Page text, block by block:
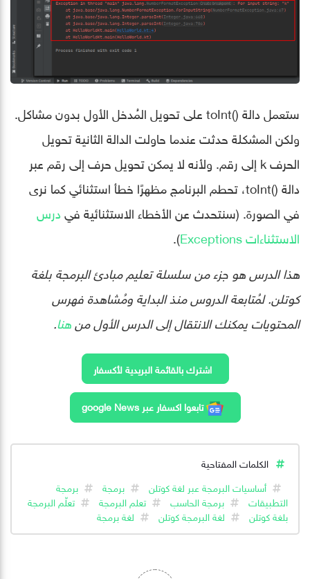
ستعمل دالة ()toInt على تحويل المُدخل الأول بدون مشاكل.
ولكن المشكلة حدثت عندما حاولت الدالة الثانية تحويل
الحرف k إلى رقم. وﻷنه لا يمكن تحويل حرف إلى رقم عبر
دالة ()toInt، تحطم البرنامج مظهرًا خطأ استثنائي كما نرى
في الصورة. (سنتحدث عن الأخطاء الاستثنائية فيدرس
الاستثناءات Exceptions
).
هذا الدرس هو جزء من سلسلة تعليم مبادئ البرمجة بلغة
كوتلن. لمُتابعة الدروس منذ البداية ومُشاهدة فهرس
المحتويات يمكنك الانتقال إلى الدرس الأول منهنا.
اشترك بالقائمة البريدية لأكسفار
تابعوا اكسفار عبر google News
الكلمات المفتاحية
أساسيات البرمجة عبر لغة كوتلن
برمجة
برمجة
التطبيقات
برمجة الحاسب تعلم البرمجة
تعلّم البرمجة
بلغة كوتلن
لغة البرمجة كوتلن لغة برمجة